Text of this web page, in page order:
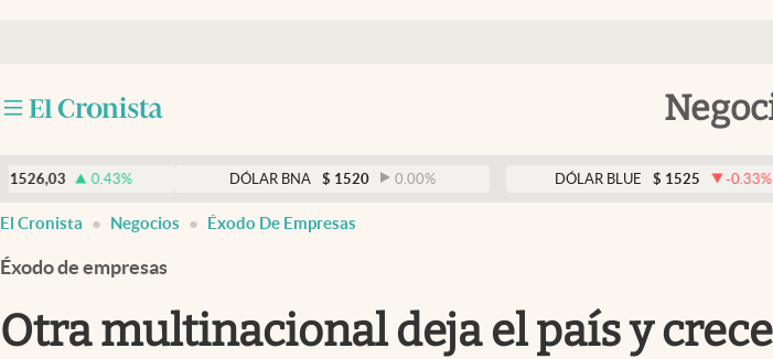
Clima
0.43% DÓLAR BNA $ 1520 0.00% DÓLAR BLUE $ 1525 -0.33%
El Cronista Negocios Éxodo De Empresas
Éxodo de empresas
Otra multinacional deja el país y